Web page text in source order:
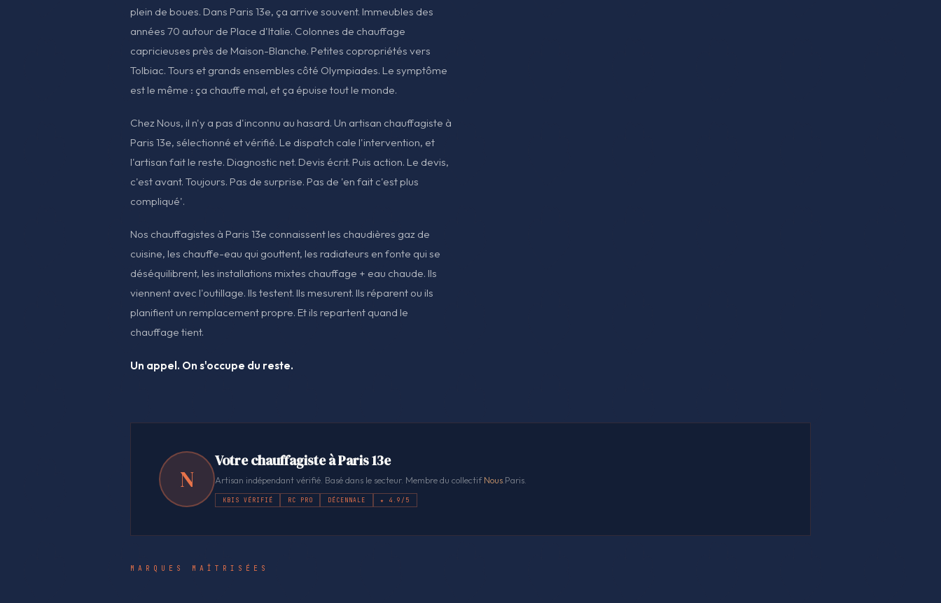
plein de boues. Dans Paris 13e, ça arrive souvent. Immeubles des
années 70 autour de Place d'Italie. Colonnes de chauffage
capricieuses près de Maison-Blanche. Petites copropriétés vers
Tolbiac. Tours et grands ensembles côté Olympiades. Le symptôme
est le même : ça chauffe mal, et ça épuise tout le monde.
Chez Nous, il n'y a pas d'inconnu au hasard. Un artisan chauffagiste à
Paris 13e, sélectionné et vérifié. Le dispatch cale l'intervention, et
l'artisan fait le reste. Diagnostic net. Devis écrit. Puis action. Le devis,
c'est avant. Toujours. Pas de surprise. Pas de 'en fait c'est plus
compliqué'.
Nos chauffagistes à Paris 13e connaissent les chaudières gaz de
cuisine, les chauffe-eau qui gouttent, les radiateurs en fonte qui se
déséquilibrent, les installations mixtes chauffage + eau chaude. Ils
viennent avec l'outillage. Ils testent. Ils mesurent. Ils réparent ou ils
planifient un remplacement propre. Et ils repartent quand le
chauffage tient.
Un appel. On s'occupe du reste.
N
Votre chauffagiste à Paris 13e
Artisan indépendant vérifié. Basé dans le secteur. Membre du collectifNous .Paris.
KBIS VÉRIFIÉ RC PRO DÉCENNALE ★ 4.9/5
MARQUES MAÎTRISÉES